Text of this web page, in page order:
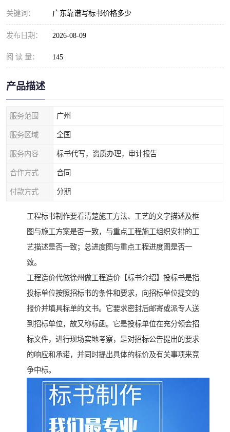
关键词： 广东靠谱写标书价格多少
发布日期： 2026-08-09
阅 读 量： 145
产品描述
服务范围 广州
服务区域 全国
服务内容 标书代写，资质办理，审计报告
合作方式 合同
付款方式 分期
工程标书制作要看清楚施工方法、工艺的文字描述及框
图与施工方案是否一致，与重点工程施工组织安排的工
艺描述是否一致；总进度图与重点工程进度图是否一
致。
工程造价代做徐州做工程造价【标书介绍】投标书是指
投标单位按照招标书的条件和要求，向招标单位提交的
报价并填具标单的文书。它要求密封后邮寄或派专人送
到招标单位，故又称标函。它是投标单位在充分领会招
标文件，进行现场实地考察，是对招标公告提出的要求
的响应和承诺，并同时提出具体的标价及有关事项来竞
争中标。